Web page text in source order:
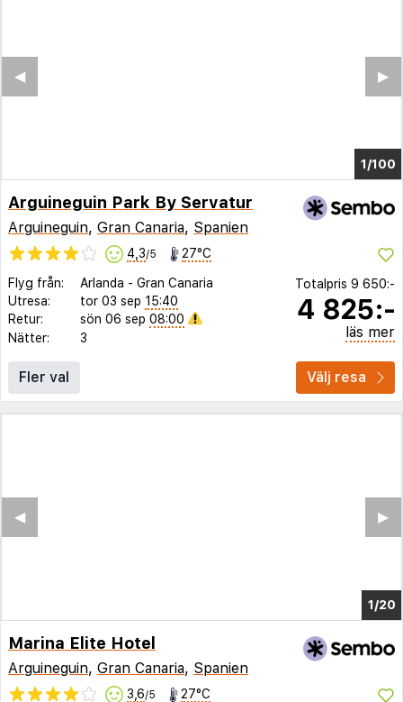
1/100
▶︎
◀︎
Arguineguin Park By Servatur
Arguineguin, Gran Canaria, Spanien
4,3/5 27°C
Flyg från: Arlanda - Gran Canaria
Utresa:
tor 03 sep 15:40
Retur:
sön 06 sep 08:00
Nätter:
3
Totalpris 9 650:-
4 825:-
läs mer
Fler val Välj resa
1/20
▶︎
◀︎
Marina Elite Hotel
Arguineguin, Gran Canaria, Spanien
3,6/5 27°C